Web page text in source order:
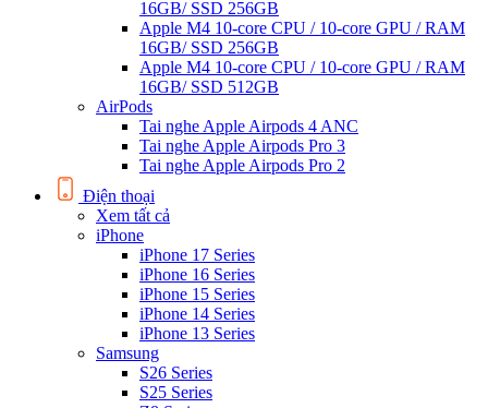
16GB/ SSD 256GB
Apple M4 10-core CPU / 10-core GPU / RAM
16GB/ SSD 256GB
Apple M4 10-core CPU / 10-core GPU / RAM
16GB/ SSD 512GB
AirPods
Tai nghe Apple Airpods 4 ANC
Tai nghe Apple Airpods Pro 3
Tai nghe Apple Airpods Pro 2
Điện thoại
Xem tất cả
iPhone
iPhone 17 Series
iPhone 16 Series
iPhone 15 Series
iPhone 14 Series
iPhone 13 Series
Samsung
S26 Series
S25 Series